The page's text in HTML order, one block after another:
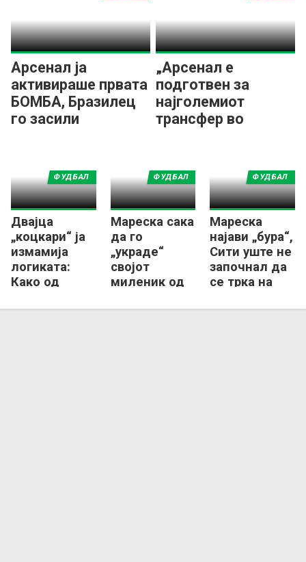
Арсенал ја
активираше првата
БОМБА, Бразилец
го засили
„Арсенал е
подготвен за
најголемиот
трансфер во
Двајца
„коцкари“ ја
измамија
логиката:
Како од
станаа хит во
ФУДБАЛ
Мареска сака
да го
„украде“
својот
миленик од
Сити
ФУДБАЛ
Мареска
најави „бура“,
Сити уште не
започнал да
се трка на
пазарот!
ФУДБАЛ